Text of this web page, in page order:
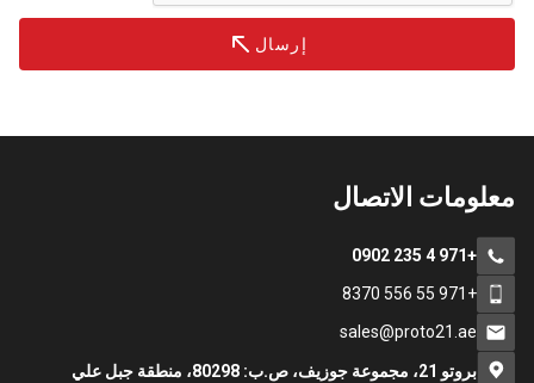
معلومات الاتصال
+971 4 235 0902
+971 55 556 8370
sales@proto21.ae
بروتو 21، مجموعة جوزيف، ص.ب: 80298، منطقة جبل علي
إرسال